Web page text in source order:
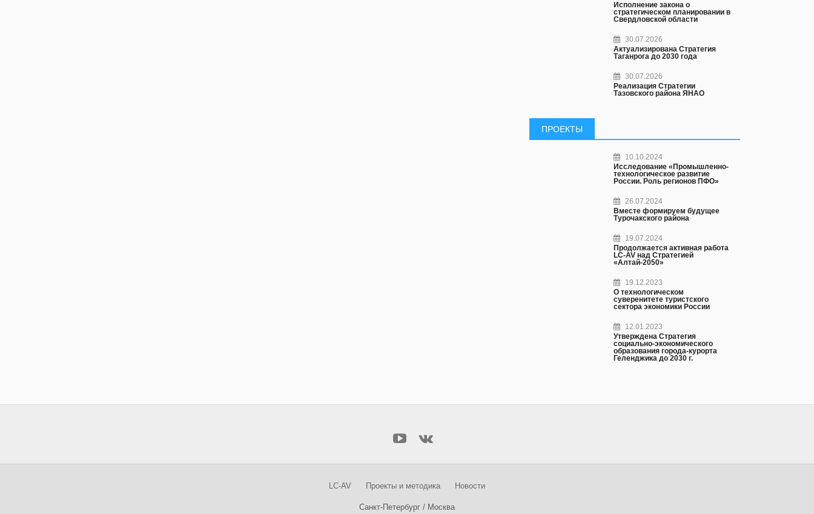
Исполнение закона о
стратегическом планировании в
Свердловской области
30.07.2026
Актуализирована Стратегия
Таганрога до 2030 года
30.07.2026
Реализация Стратегии
Тазовского района ЯНАО
ПРОЕКТЫ
10.10.2024
Исследование «Промышленно-
технологическое развитие
России. Роль регионов ПФО»
26.07.2024
Вместе формируем будущее
Турочакского района
19.07.2024
Продолжается активная работа
LC-AV над Стратегией
«Алтай-2050»
19.12.2023
О технологическом
суверенитете туристского
сектора экономики России
12.01.2023
Утверждена Стратегия
социально-экономического
образования города-курорта
Геленджика до 2030 г.
LC-AV Проекты и методика Новости
Санкт-Петербург / Москва